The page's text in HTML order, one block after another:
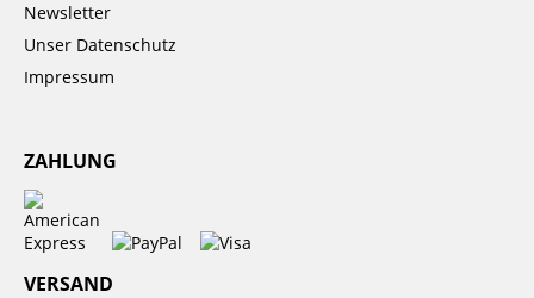
Newsletter
Unser Datenschutz
Impressum
ZAHLUNG
VERSAND